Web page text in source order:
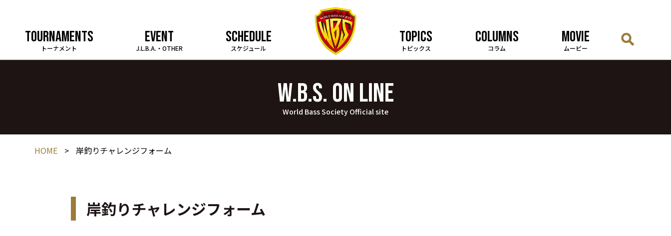
TOURNAMENTS
トーナメント
EVENT
J.L.B.A.・OTHER
SCHEDULE
スケジュール
TOPICS
トピックス
COLUMNS
コラム
MOVIE
ムービー
W.B.S. on LINE
World Bass Society Official site
HOME > 岸釣りチャレンジフォーム
岸釣りチャレンジフォーム